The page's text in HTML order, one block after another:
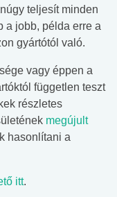
teljesít minden
a jobb, példa erre a
gyártótól való.
vagy éppen a
független teszt
részletes
megújult
hasonlítani a
itt.